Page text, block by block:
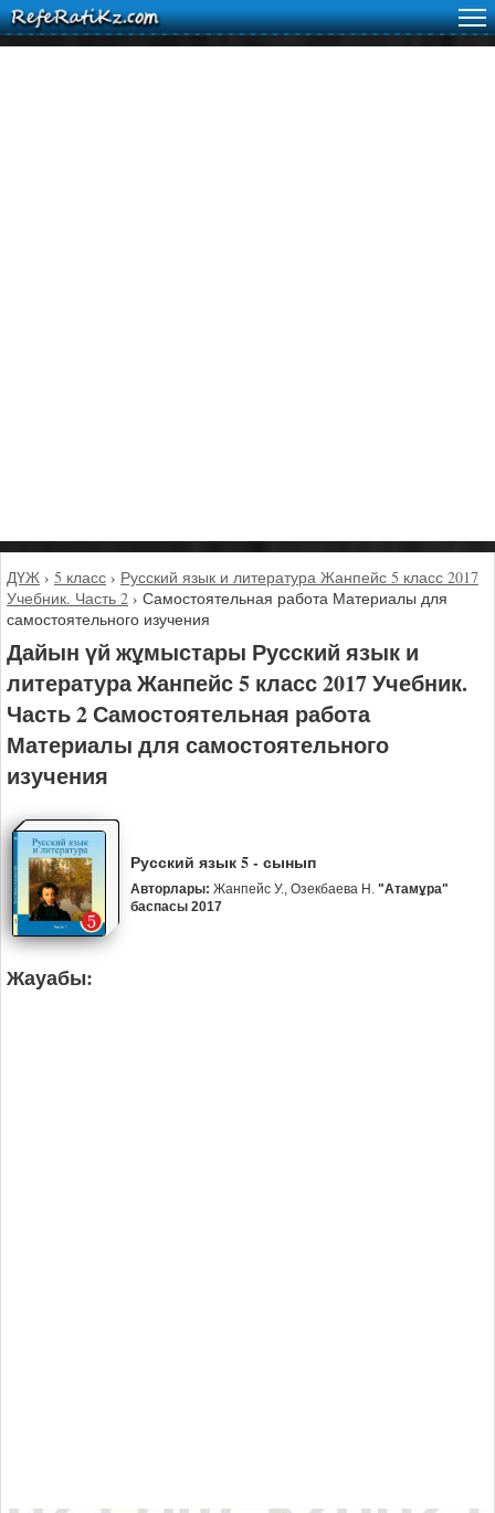
ДҮЖ › 5 класс › Русский язык и литература Жанпейс 5 класс 2017
Учебник. Часть 2 › Самостоятельная работа Материалы для
самостоятельного изучения
Дайын үй жұмыстары Русский язык и
литература Жанпейс 5 класс 2017 Учебник.
Часть 2 Самостоятельная работа
Материалы для самостоятельного
изучения
Русский язык 5 - сынып
Авторлары: Жанпейс У., Озекбаева Н. "Атамұра"
баспасы 2017
Жауабы: